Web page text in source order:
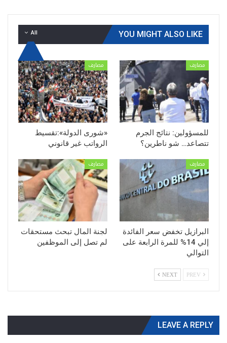
All YOU MIGHT ALSO LIKE
مصارف
للمسؤولين: نتائج الجرم
تتصاعد… شو ناطرين؟
مصارف
«شورى الدولة»:تقسيط
الرواتب غير قانوني
مصارف
البرازيل تخفض سعر الفائدة
إلي 14% للمرة الرابعة على
التوالي
مصارف
لجنة المال تبحث مستحقات
لم تصل إلى الموظفين
NEXT
LEAVE A REPLY